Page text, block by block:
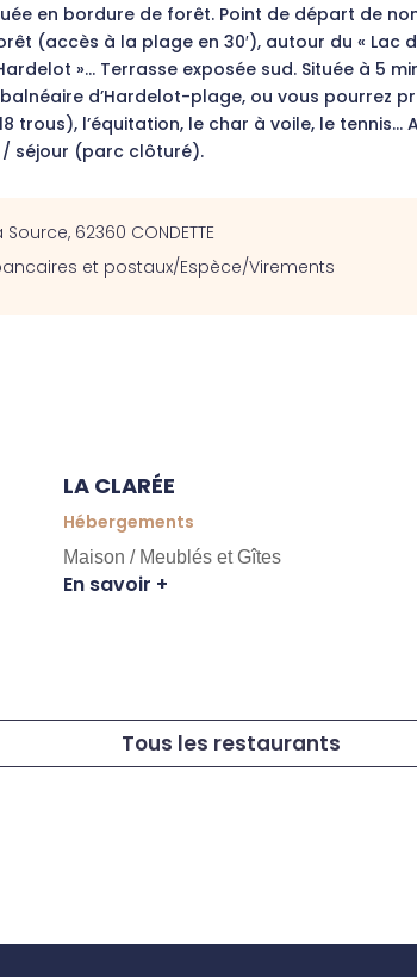
en bordure de forêt. Point de départ de
(accès à la plage en 30′), autour du « Lac
»… Terrasse exposée sud. Située à 5
d’Hardelot-plage, ou vous pourrez
trous), l’équitation, le char à voile, le tennis…
séjour (parc clôturé).
62360 CONDETTE
et postaux/Espèce/Virements
LA CLARÉE
Hébergements
Maison / Meublés et Gîtes
En savoir +
Tous les restaurants